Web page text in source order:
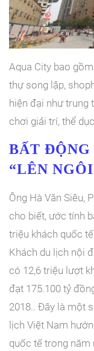
Aqua City bao
thự song lập,
hiện đại như trung
chơi giải trí, thể dục
BẤT ĐỘNG
“LÊN
Ông Hà Văn Siêu,
cho biết, ước tính
triệu khách quốc
Khách du lịch nội
có 12,6 triệu lượt
đạt 175.100 tỷ
2018.. Đây là một
lịch Việt Nam
quốc tế trong năm